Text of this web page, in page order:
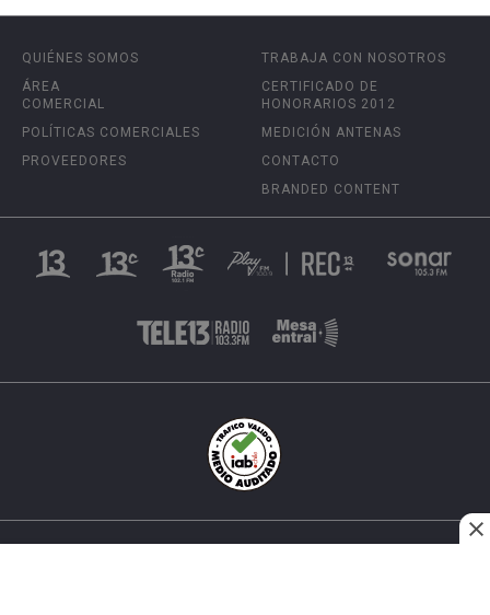
QUIÉNES SOMOS
ÁREA
COMERCIAL
POLÍTICAS COMERCIALES
PROVEEDORES
TRABAJA CON NOSOTROS
CERTIFICADO DE
HONORARIOS 2012
MEDICIÓN ANTENAS
CONTACTO
BRANDED CONTENT